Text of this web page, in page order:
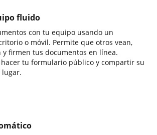
fluido
con tu equipo usando un
o móvil. Permite que otros vean,
y firmen tus documentos en línea.
tu formulario público y compartir su
lugar.